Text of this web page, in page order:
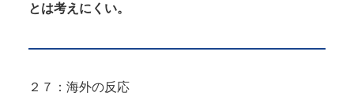
とは考えにくい。
２７：海外の反応